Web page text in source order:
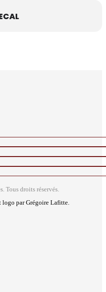
Tous droits réservés.
logo par Grégoire Lafitte.